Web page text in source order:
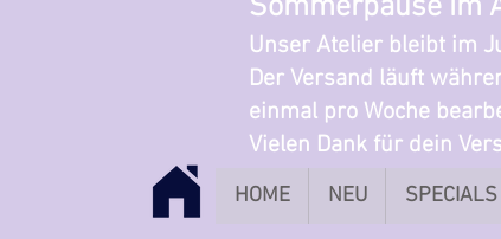
Sommerpause im
Unser Atelier bleibt im
Der Versand läuft
einmal pro Woche
Vielen Dank für dein
HOME NEU SPECIALS